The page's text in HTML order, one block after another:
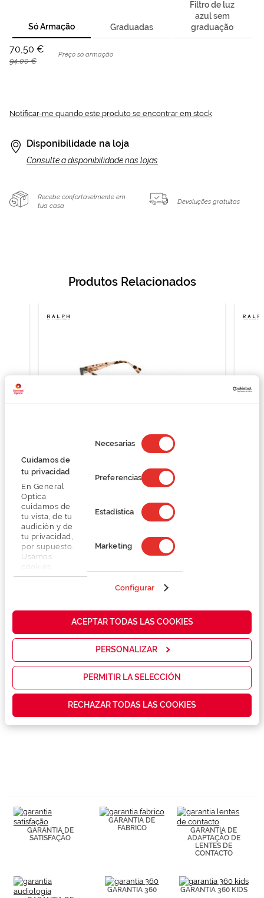
Cuidamos de
tu privacidad
En General
Optica
cuidamos de
tu vista, de tu
audición y de
tu privacidad,
por supuesto.
Usamos
propias y de
cómo mejorar
servicios y
las
que realmente
contenidos
personalizados
de páginas
visitadas).
Puedes
consultar más
Cookies.
de
consentimiento
Necesarias
Preferencias
Estadística
Marketing
Configurar
ACEPTAR TODAS LAS COOKIES
PERSONALIZAR
PERMITIR LA SELECCIÓN
RECHAZAR TODAS LAS COOKIES
Só Armação
70,50 €
94,00 €
Preço só armação
Graduadas
Filtro de luz
azul sem
graduação
Notificar-me quando este produto se encontrar em stock
Disponibilidade na loja
Consulte a disponibilidade nas lojas
Recebe confortavelmente em
tua casa
Devoluções gratuitas
Produtos Relacionados
Ralph Lauren 0RA7151
O preço inclui apenas a armação
84,74 €
112,99 €
Detalhes
Marca
Garantias e serviços exclusivos
GARANTIA DE
SATISFAÇÃO
GARANTIA DE
FABRICO
GARANTIA DE
ADAPTAÇÃO DE
LENTES DE
CONTACTO
GARANTIA 360 GARANTIA 360 KIDS